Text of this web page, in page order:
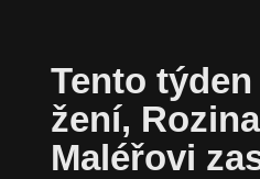
Tento
žení,
Maléřovi